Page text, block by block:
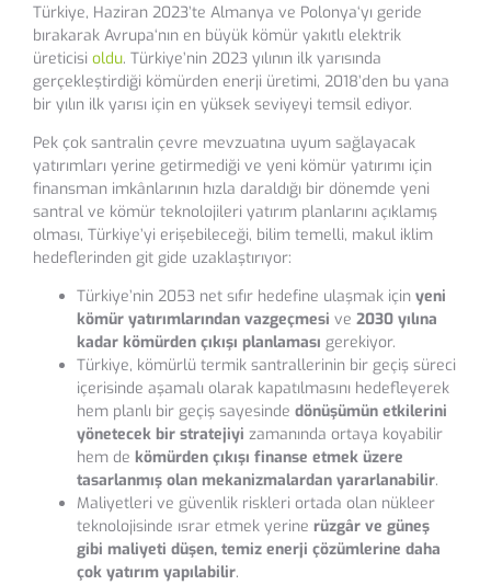
Türkiye, Haziran 2023’te Almanya ve Polonya‘yı geride
bırakarak Avrupa‘nın en büyük kömür yakıtlı elektrik
üreticisi oldu. Türkiye’nin 2023 yılının ilk yarısında
gerçekleştirdiği kömürden enerji üretimi, 2018’den bu yana
bir yılın ilk yarısı için en yüksek seviyeyi temsil ediyor.
Pek çok santralin çevre mevzuatına uyum sağlayacak
yatırımları yerine getirmediği ve yeni kömür yatırımı için
finansman imkânlarının hızla daraldığı bir dönemde yeni
santral ve kömür teknolojileri yatırım planlarını açıklamış
olması, Türkiye’yi erişebileceği, bilim temelli, makul iklim
hedeflerinden git gide uzaklaştırıyor:
Türkiye’nin 2053 net sıfır hedefine ulaşmak için yeni
kömür yatırımlarından vazgeçmesi ve 2030 yılına
kadar kömürden çıkışı planlaması gerekiyor.
Türkiye, kömürlü termik santrallerinin bir geçiş süreci
içerisinde aşamalı olarak kapatılmasını hedefleyerek
hem planlı bir geçiş sayesinde dönüşümün etkilerini
yönetecek bir stratejiyi zamanında ortaya koyabilir
hem de kömürden çıkışı finanse etmek üzere
tasarlanmış olan mekanizmalardan yararlanabilir.
Maliyetleri ve güvenlik riskleri ortada olan nükleer
teknolojisinde ısrar etmek yerine rüzgâr ve güneş
gibi maliyeti düşen, temiz enerji çözümlerine daha
çok yatırım yapılabilir.